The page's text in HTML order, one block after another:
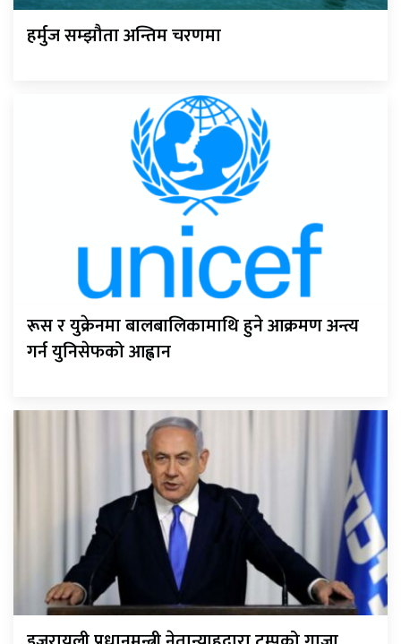
हर्मुज सम्झौता अन्तिम चरणमा
रूस र युक्रेनमा बालबालिकामाथि हुने आक्रमण अन्त्य
गर्न युनिसेफको आह्वान